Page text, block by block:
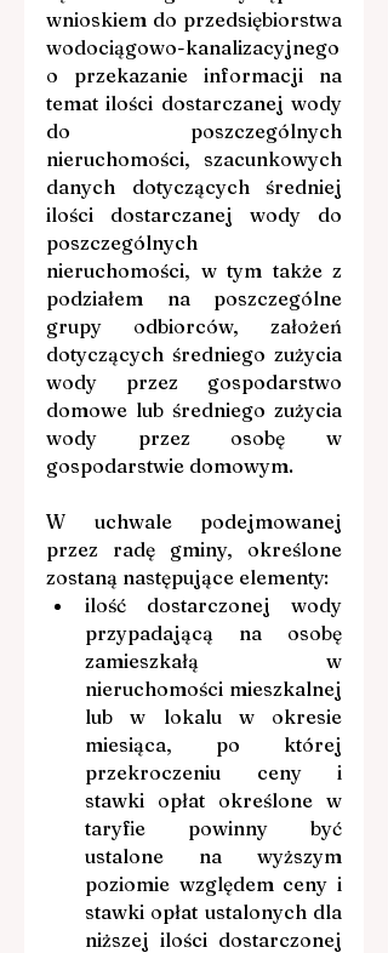
wnioskiem do przedsiębiorstwa
wodociągowo-kanalizacyjnego
o przekazanie informacji na
temat ilości dostarczanej wody
do poszczególnych
nieruchomości, szacunkowych
danych dotyczących średniej
ilości dostarczanej wody do
poszczególnych
nieruchomości, w tym także z
podziałem na poszczególne
grupy odbiorców, założeń
dotyczących średniego zużycia
wody przez gospodarstwo
domowe lub średniego zużycia
wody przez osobę w
gospodarstwie domowym.
W uchwale podejmowanej
przez radę gminy, określone
zostaną następujące elementy:
ilość dostarczonej wody
przypadającą na osobę
zamieszkałą w
nieruchomości mieszkalnej
lub w lokalu w okresie
miesiąca, po której
przekroczeniu ceny i
stawki opłat określone w
taryfie powinny być
ustalone na wyższym
poziomie względem ceny i
stawki opłat ustalonych dla
niższej ilości dostarczonej